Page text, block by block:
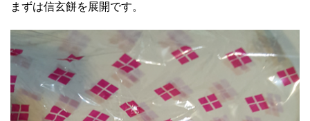
まずは信玄餅を展開です。